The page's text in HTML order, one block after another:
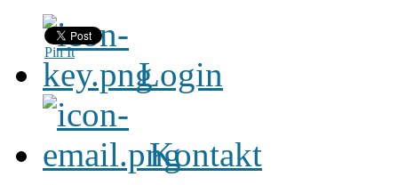
Login
Kontakt
Pin It